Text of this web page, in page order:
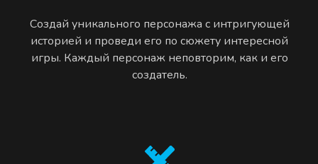
Создай уникального персонажа с интригующей
историей и проведи его по сюжету интересной
игры. Каждый персонаж неповторим, как и его
создатель.